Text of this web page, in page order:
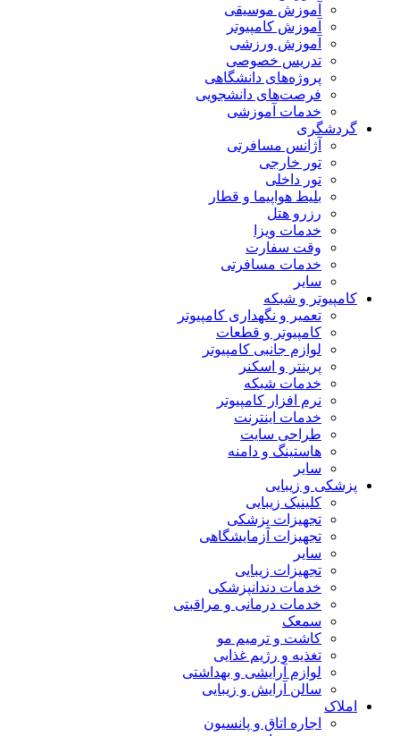
آموزش موسیقی
آموزش کامپیوتر
آموزش ورزشی
تدریس خصوصی
پروژه‌های دانشگاهی
فرصت‌های دانشجویی
خدمات آموزشی
گردشگری
آژانس مسافرتی
تور خارجی
تور داخلی
بلیط هواپیما و قطار
رزرو هتل
خدمات ویزا
وقت سفارت
خدمات مسافرتی
سایر
کامپیوتر و شبکه
تعمیر و نگهداری کامپیوتر
کامپیوتر و قطعات
لوازم جانبی کامپیوتر
پرینتر و اسکنر
خدمات شبکه
نرم افزار کامپیوتر
خدمات اینترنت
طراحی سایت
هاستینگ و دامنه
سایر
پزشکی و زیبایی
کلینیک زیبایی
تجهیزات پزشکی
تجهیزات آزمایشگاهی
سایر
تجهیزات زیبایی
خدمات دندانپزشکی
خدمات درمانی و مراقبتی
سمعک
کاشت و ترمیم مو
تغذیه و رژیم غذایی
لوازم آرایشی و بهداشتی
سالن آرایش و زیبایی
املاک
اجاره اتاق و پانسیون